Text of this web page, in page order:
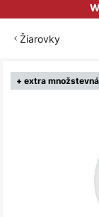
Žiarovky
+ extra
Preskočiť
na